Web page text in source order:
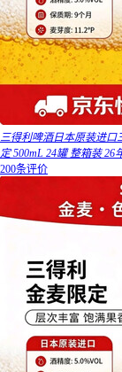
三得利啤酒日本原装进口
定 500mL 24罐 整箱装 26
200条评价